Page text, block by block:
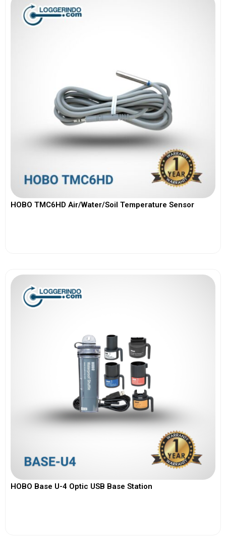
HOBO TMC6HD Air/Water/Soil Temperature Sensor
HOBO Base U-4 Optic USB Base Station